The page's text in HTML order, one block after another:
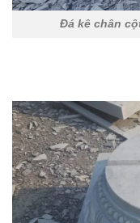
Đá kê chân